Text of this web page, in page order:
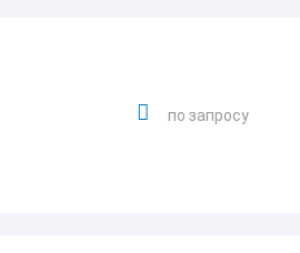
по запросу